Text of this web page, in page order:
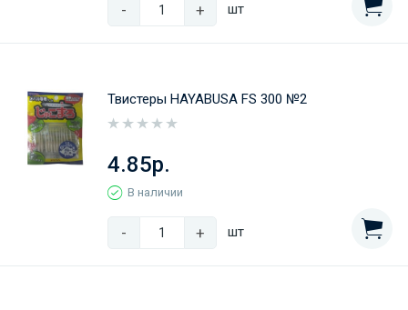
- + шт
Твистеры HAYABUSA FS 300 №2
4.85р.
В наличии
- + шт